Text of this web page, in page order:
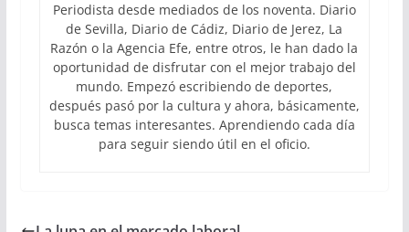
Periodista desde mediados de los noventa. Diario
de Sevilla, Diario de Cádiz, Diario de Jerez, La
Razón o la Agencia Efe, entre otros, le han dado la
oportunidad de disfrutar con el mejor trabajo del
mundo. Empezó escribiendo de deportes,
después pasó por la cultura y ahora, básicamente,
busca temas interesantes. Aprendiendo cada día
para seguir siendo útil en el oficio.